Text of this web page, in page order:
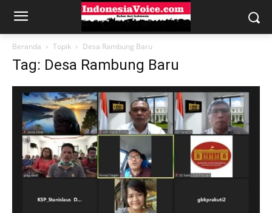
Beranda Topik Desa Rambung Baru
Tag: Desa Rambung Baru